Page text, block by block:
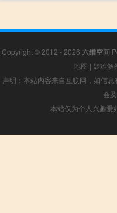
Copyright © 2012 - 2026 六维空间
地图 | 疑难解
声明：本站内容来自互联网，如信
会
本站仅为个人兴趣爱